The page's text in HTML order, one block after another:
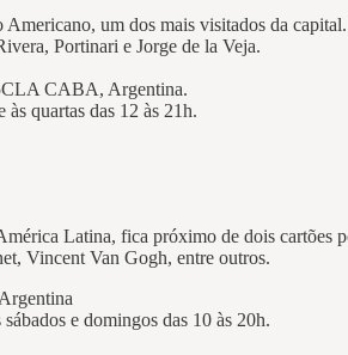
um dos mais visitados da
Portinari e Jorge de la Veja.
CABA, Argentina.
quartas das 12 às 21h.
Latina, fica próximo de dois cartões
Vincent Van Gogh, entre outros.
e domingos das 10 às 20h.